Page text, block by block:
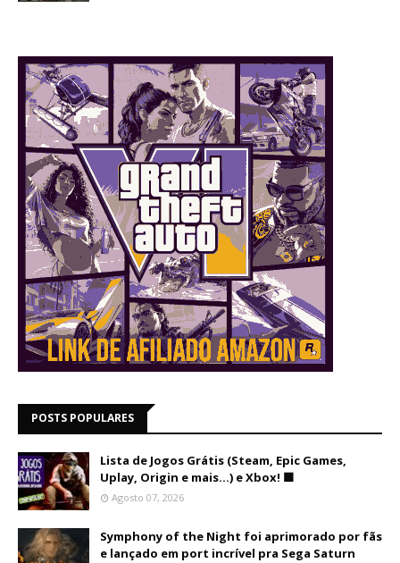
POSTS POPULARES
Lista de Jogos Grátis (Steam, Epic Games,
Uplay, Origin e mais...) e Xbox! 🟩
Agosto 07, 2026
Symphony of the Night foi aprimorado por fãs
e lançado em port incrível pra Sega Saturn